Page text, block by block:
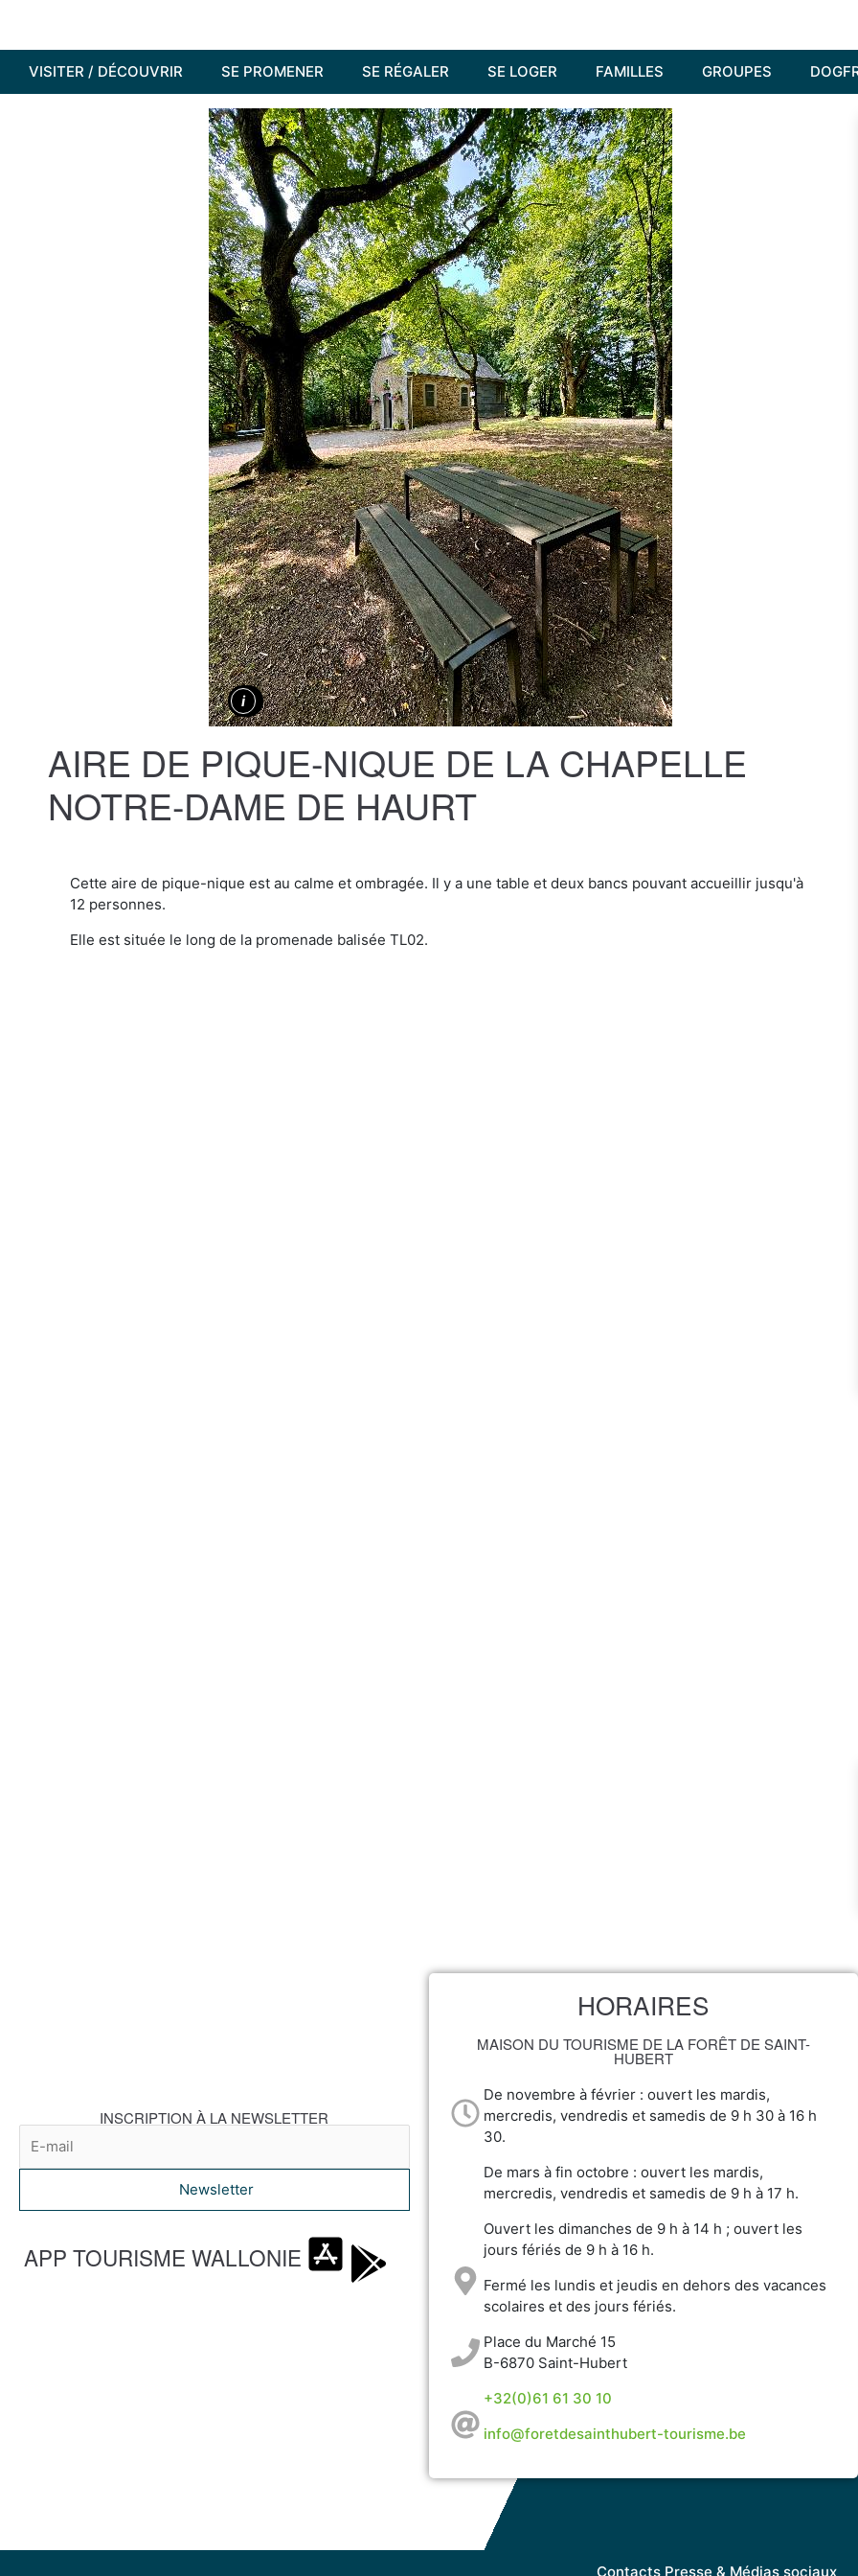
VISITER / DÉCOUVRIR SE PROMENER SE RÉGALER SE LOGER FAMILLES GROUPES
AIRE DE PIQUE-NIQUE DE LA CHAPELLE
NOTRE-DAME DE HAURT
Cette aire de pique-nique est au calme et ombragée. Il y a une table et deux bancs pouvant accueillir jusqu'à
12 personnes.
Elle est située le long de la promenade balisée TL02.
INSCRIPTION À LA NEWSLETTER
Newsletter
APP TOURISME WALLONIE
HORAIRES
MAISON DU TOURISME DE LA FORÊT DE SAINT-
HUBERT
De novembre à février : ouvert les mardis,
mercredis, vendredis et samedis de 9 h 30 à 16 h
30.
De mars à fin octobre : ouvert les mardis,
mercredis, vendredis et samedis de 9 h à 17 h.
Ouvert les dimanches de 9 h à 14 h ; ouvert les
jours fériés de 9 h à 16 h.
Fermé les lundis et jeudis en dehors des vacances
scolaires et des jours fériés.
Place du Marché 15
B-6870 Saint-Hubert
+32(0)61 61 30 10
info@foretdesainthubert-tourisme.be
Contacts Presse & Médias sociaux